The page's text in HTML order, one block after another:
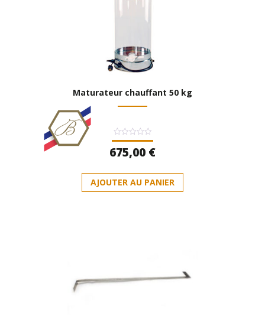
Maturateur chauffant 50 kg
Note
0
sur
675,00 €
AJOUTER AU PANIER